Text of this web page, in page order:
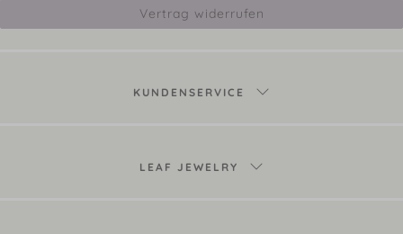
Vertrag widerrufen
KUNDENSERVICE
LEAF JEWELRY